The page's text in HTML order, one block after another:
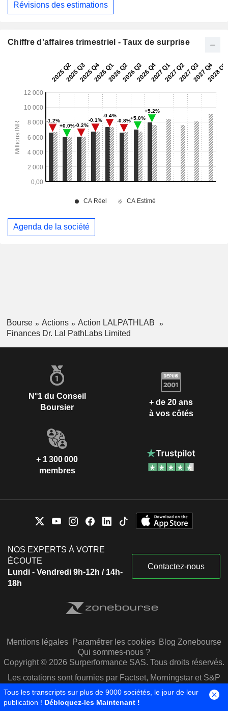
Révisions des estimations
Chiffre d'affaires trimestriel - Taux de surprise
Agenda de la société
Bourse Actions
Action LALPATHLAB
Finances Dr. Lal PathLabs Limited
N°1 du Conseil
Boursier
+ de 20 ans
à vos côtés
+ 1 300 000
membres
NOS EXPERTS À VOTRE
ÉCOUTE
Lundi - Vendredi 9h-12h / 14h-
18h
Contactez-nous
Mentions légales Paramétrer les cookies Blog Zonebourse
Qui sommes-nous ?
Copyright © 2026 Surperformance SAS. Tous droits réservés.
Les cotations sont fournies par Factset, Morningstar et S&P
Capital IQ
Tous les transcripts sur plus de 9000 sociétés, le jour de leur
publication ! Débloquez-les Maintenant !